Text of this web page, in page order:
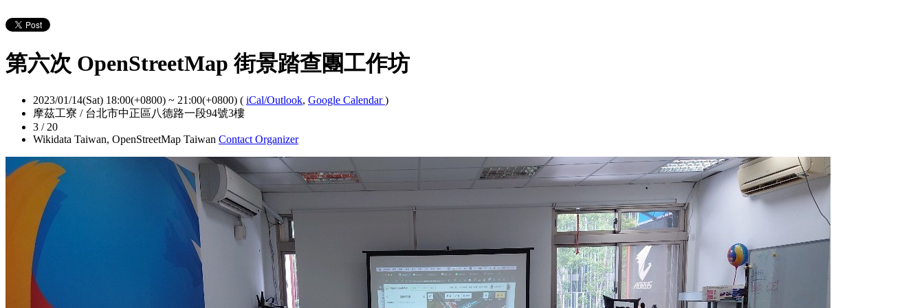
第六次 OpenStreetMap 街景踏查團工作坊
2023/01/14(Sat) 18:00(+0800) ~ 21:00(+0800) ( iCal/Outlook, Google Calendar)
摩茲工寮 / 台北市中正區八德路一段94號3樓
3 / 20
Wikidata Taiwan, OpenStreetMap Taiwan Contact Organizer